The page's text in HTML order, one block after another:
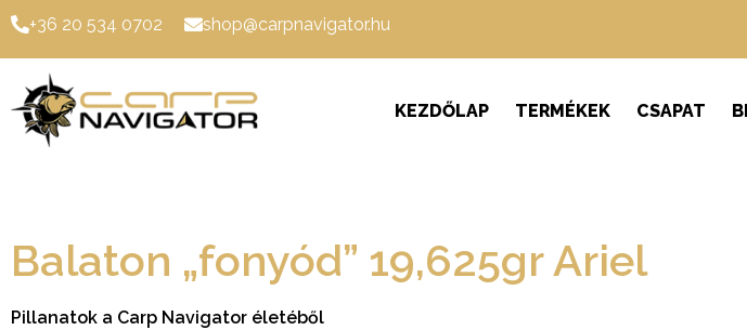
+36 20 534 0702 shop@carpnavigator.hu
KEZDŐLAP TERMÉKEK CSAPAT
Balaton „fonyód” 19,625gr Ariel
Pillanatok a Carp Navigator életéből